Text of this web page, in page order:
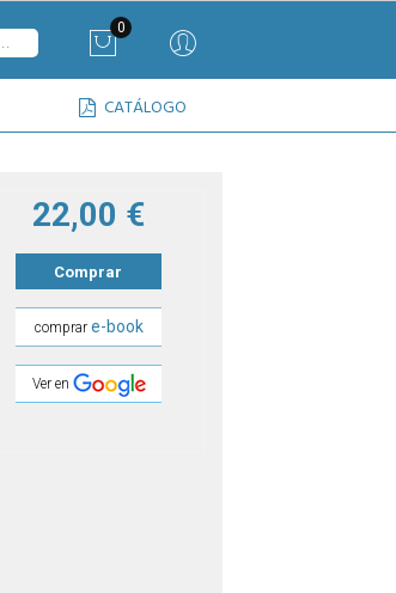
0
CATÁLOGO
22,00 €
Comprar
comprar e-book
Ver en